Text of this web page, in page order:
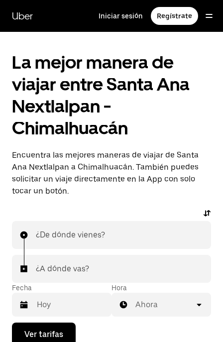
contenido
principal
Uber Iniciar sesión Regístrate
La mejor manera de
viajar entre Santa Ana
Nextlalpan -
Chimalhuacán
Encuentra las mejores maneras de viajar de Santa
Ana Nextlalpan a Chimalhuacán. También puedes
solicitar un viaje directamente en la App con solo
tocar un botón.
¿De dónde vienes?
¿A dónde vas?
Fecha
Presiona
Hora
Ahora
Ver tarifas